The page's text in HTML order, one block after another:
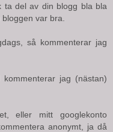
ta del av din blogg bla bla
var bra.
så kommenterar jag
jag (nästan)
eller mitt googlekonto
anonymt, ja då